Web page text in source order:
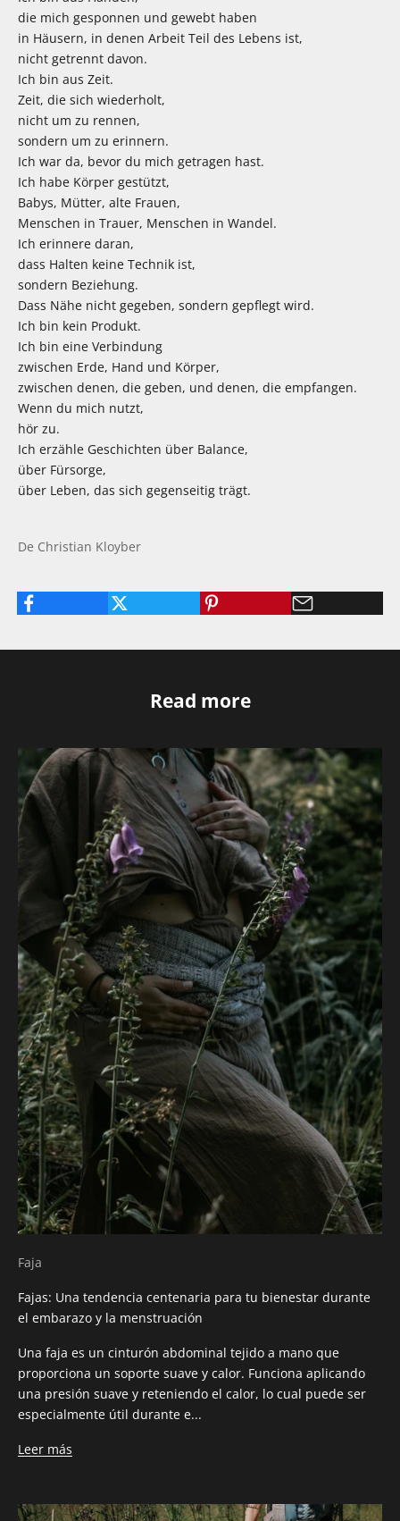
die mich gesponnen und gewebt haben
in Häusern, in denen Arbeit Teil des Lebens ist,
nicht getrennt davon.
Ich bin aus Zeit.
Zeit, die sich wiederholt,
nicht um zu rennen,
sondern um zu erinnern.
Ich war da, bevor du mich getragen hast.
Ich habe Körper gestützt,
Babys, Mütter, alte Frauen,
Menschen in Trauer, Menschen in Wandel.
Ich erinnere daran,
dass Halten keine Technik ist,
sondern Beziehung.
Dass Nähe nicht gegeben, sondern gepflegt wird.
Ich bin kein Produkt.
Ich bin eine Verbindung
zwischen Erde, Hand und Körper,
zwischen denen, die geben, und denen, die empfangen.
Wenn du mich nutzt,
hör zu.
Ich erzähle Geschichten über Balance,
über Fürsorge,
über Leben, das sich gegenseitig trägt.
De Christian Kloyber
Read more
Faja
Fajas: Una tendencia centenaria para tu bienestar durante
el embarazo y la menstruación
Una faja es un cinturón abdominal tejido a mano que
proporciona un soporte suave y calor. Funciona aplicando
una presión suave y reteniendo el calor, lo cual puede ser
especialmente útil durante e...
Leer más